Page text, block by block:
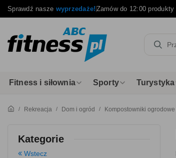
Sprawdź nasze wyprzedaże!Zamów do 12:00
Fitness i siłownia Sporty Turystyka
Rekreacja Dom i ogród Kompostowniki ogrodowe
Kategorie
Wstecz